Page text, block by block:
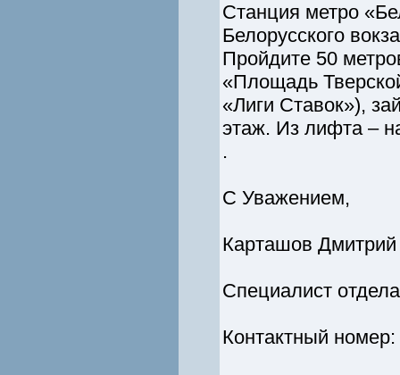
Станция метро
Белорусского
Пройдите 50
«Площадь
«Лиги Ставок»),
этаж. Из лифта –
.
С Уважением,
Карташов
Специалист
Контактный